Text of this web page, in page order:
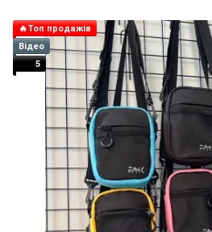
🔥Топ продажів
Відео
5